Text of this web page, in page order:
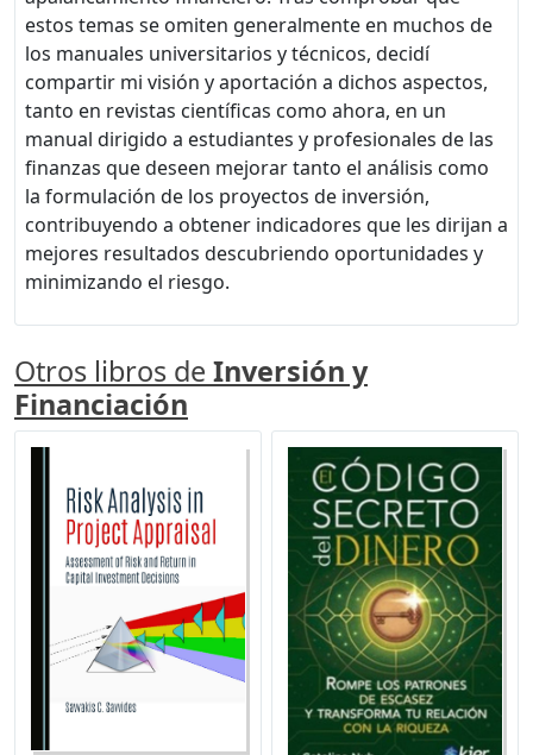
estos temas se omiten generalmente en muchos de
los manuales universitarios y técnicos, decidí
compartir mi visión y aportación a dichos aspectos,
tanto en revistas científicas como ahora, en un
manual dirigido a estudiantes y profesionales de las
finanzas que deseen mejorar tanto el análisis como
la formulación de los proyectos de inversión,
contribuyendo a obtener indicadores que les dirijan a
mejores resultados descubriendo oportunidades y
minimizando el riesgo.
Otros libros de Inversión y
Financiación